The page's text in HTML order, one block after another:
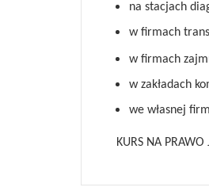
na stacjach
w firmach
w firmach
w zakładach
we własnej
KURS NA